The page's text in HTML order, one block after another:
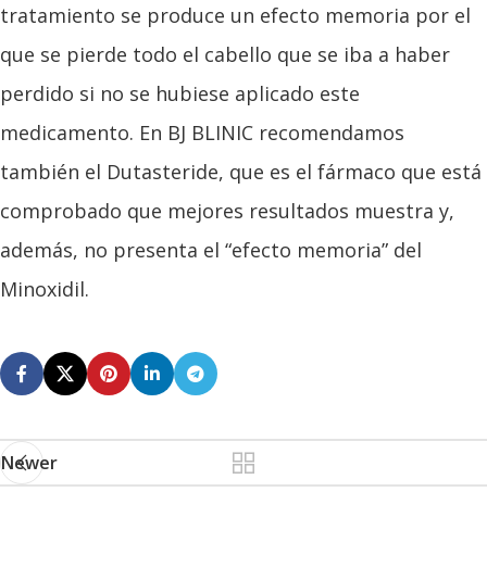
tratamiento se produce un efecto memoria por el
que se pierde todo el cabello que se iba a haber
perdido si no se hubiese aplicado este
medicamento. En BJ BLINIC recomendamos
también el Dutasteride, que es el fármaco que está
comprobado que mejores resultados muestra y,
además, no presenta el “efecto memoria” del
Minoxidil.
Newer